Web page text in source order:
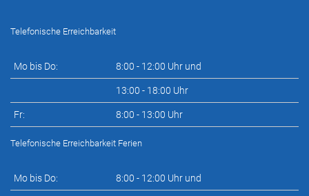
Telefonische Erreichbarkeit
Mo bis Do: 8:00 - 12:00 Uhr und
13:00 - 18:00 Uhr
Fr: 8:00 - 13:00 Uhr
Telefonische Erreichbarkeit Ferien
Mo bis Do: 8:00 - 12:00 Uhr und